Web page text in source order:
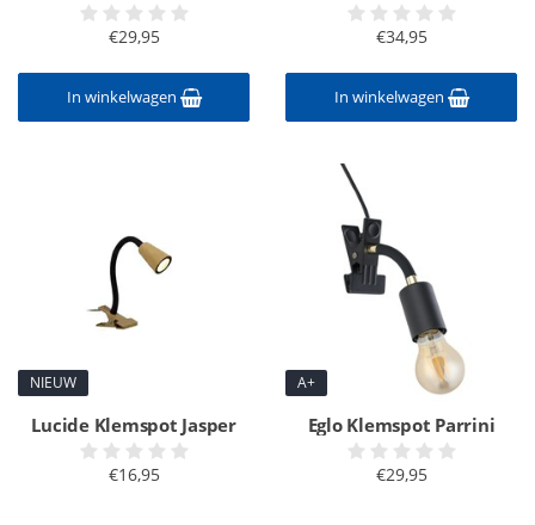
€29,95
In winkelwagen
€34,95
In winkelwagen
NIEUW
Lucide Klemspot Jasper
€16,95
A+
Eglo Klemspot Parrini
€29,95